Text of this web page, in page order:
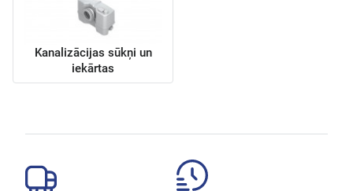
Kanalizācijas sūkņi un
iekārtas